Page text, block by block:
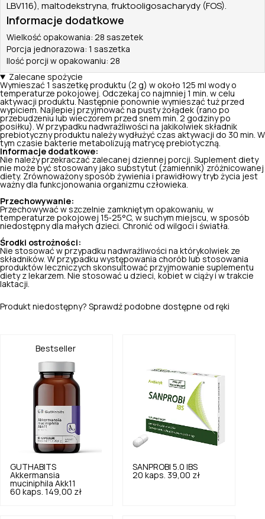
LBV116), maltodekstryna, fruktooligosacharydy (FOS).
Informacje dodatkowe
Wielkość opakowania: 28 saszetek
Porcja jednorazowa: 1 saszetka
Ilość porcji w opakowaniu: 28
Zalecane spożycie
Wymieszać 1 saszetkę produktu (2 g) w około 125 ml wody o
temperaturze pokojowej. Odczekaj co najmniej 1 min. w celu
aktywacji produktu. Następnie ponownie wymieszać tuż przed
wypiciem. Najlepiej przyjmować na pusty żołądek (rano po
przebudzeniu lub wieczorem przed snem min. 2 godziny po
posiłku). W przypadku nadwrażliwości na jakikolwiek składnik
prebiotyczny produktu należy wydłużyć czas aktywacji do 30 min. W
tym czasie bakterie metabolizują matrycę prebiotyczną.
Informacje dodatkowe:
Nie należy przekraczać zalecanej dziennej porcji. Suplement diety
nie może być stosowany jako substytut (zamiennik) zróżnicowanej
diety. Zrównoważony sposób żywienia i prawidłowy tryb życia jest
ważny dla funkcjonowania organizmu człowieka.
Przechowywanie:
Przechowywać w szczelnie zamkniętym opakowaniu, w
temperaturze pokojowej 15‑25°C, w suchym miejscu, w sposób
niedostępny dla małych dzieci. Chronić od wilgoci i światła.
Środki ostrożności:
Nie stosować w przypadku nadwrażliwości na którykolwiek ze
składników. W przypadku występowania chorób lub stosowania
produktów leczniczych skonsultować przyjmowanie suplementu
diety z lekarzem. Nie stosować u dzieci, kobiet w ciąży i w trakcie
laktacji.
Produkt niedostępny? Sprawdź podobne dostępne od ręki
Bestseller
GUTHABITS
Akkermansia
muciniphila Akk11
60 kaps. 149,00 zł
SANPROBI 5.0
IBS
20 kaps. 39,00 zł